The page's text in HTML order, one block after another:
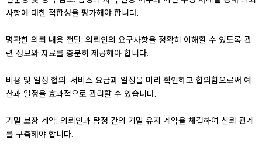
사항에 대한 적합성을 평가해야 합니다.
명확한 의뢰 내용 전달: 의뢰인의 요구사항을 정확히 이해할 수 있도록 관
련 정보와 자료를 충분히 제공해야 합니다.
비용 및 일정 협의: 서비스 요금과 일정을 미리 확인하고 합의함으로써 예
산과 일정을 효과적으로 관리할 수 있습니다.
기밀 보장 계약: 의뢰인과 탐정 간의 기밀 유지 계약을 체결하여 신뢰 관계
를 구축해야 합니다.